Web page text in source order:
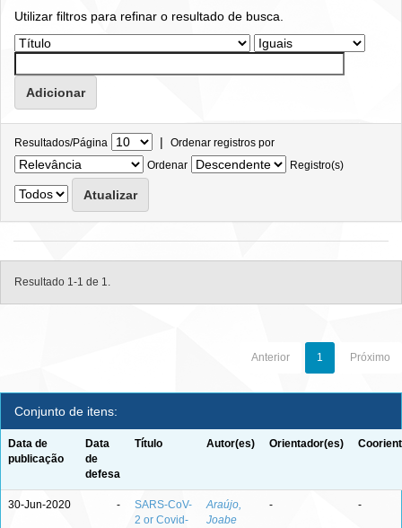
Utilizar filtros para refinar o resultado de busca.
Resultados/Página | Ordenar registros por
Ordenar
Registro(s)
Resultado 1-1 de 1.
Anterior 1 Próximo
Conjunto de itens:
Data de
publicação
Data
de
defesa
Título Autor(es) Orientador(es)
30-Jun-2020 -
SARS-CoV-
2 or Covid-
Araújo,
Joabe
- -